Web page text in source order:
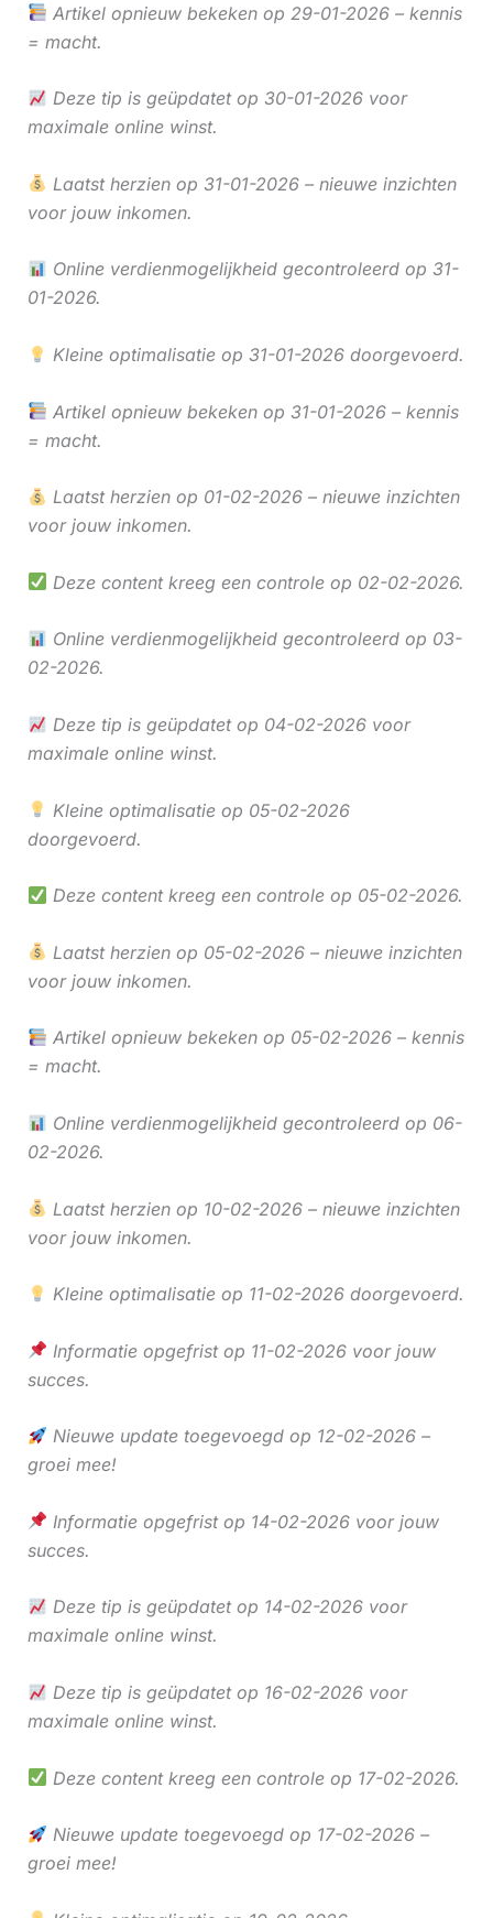
Artikel opnieuw bekeken op 29-01-2026 – kennis
= macht.
Deze tip is geüpdatet op 30-01-2026 voor
maximale online winst.
Laatst herzien op 31-01-2026 – nieuwe inzichten
voor jouw inkomen.
Online verdienmogelijkheid gecontroleerd op 31-
01-2026.
Kleine optimalisatie op 31-01-2026 doorgevoerd.
Artikel opnieuw bekeken op 31-01-2026 – kennis
= macht.
Laatst herzien op 01-02-2026 – nieuwe inzichten
voor jouw inkomen.
Deze content kreeg een controle op 02-02-2026.
Online verdienmogelijkheid gecontroleerd op 03-
02-2026.
Deze tip is geüpdatet op 04-02-2026 voor
maximale online winst.
Kleine optimalisatie op 05-02-2026
doorgevoerd.
Deze content kreeg een controle op 05-02-2026.
Laatst herzien op 05-02-2026 – nieuwe inzichten
voor jouw inkomen.
Artikel opnieuw bekeken op 05-02-2026 – kennis
= macht.
Online verdienmogelijkheid gecontroleerd op 06-
02-2026.
Laatst herzien op 10-02-2026 – nieuwe inzichten
voor jouw inkomen.
Kleine optimalisatie op 11-02-2026 doorgevoerd.
Informatie opgefrist op 11-02-2026 voor jouw
succes.
Nieuwe update toegevoegd op 12-02-2026 –
groei mee!
Informatie opgefrist op 14-02-2026 voor jouw
succes.
Deze tip is geüpdatet op 14-02-2026 voor
maximale online winst.
Deze tip is geüpdatet op 16-02-2026 voor
maximale online winst.
Deze content kreeg een controle op 17-02-2026.
Nieuwe update toegevoegd op 17-02-2026 –
groei mee!